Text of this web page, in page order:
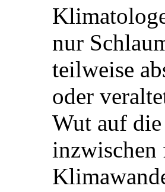
nur
teilweise
oder
Wut auf
inzwischen